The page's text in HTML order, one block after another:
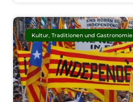
Kultur, Traditionen und Gastronomie